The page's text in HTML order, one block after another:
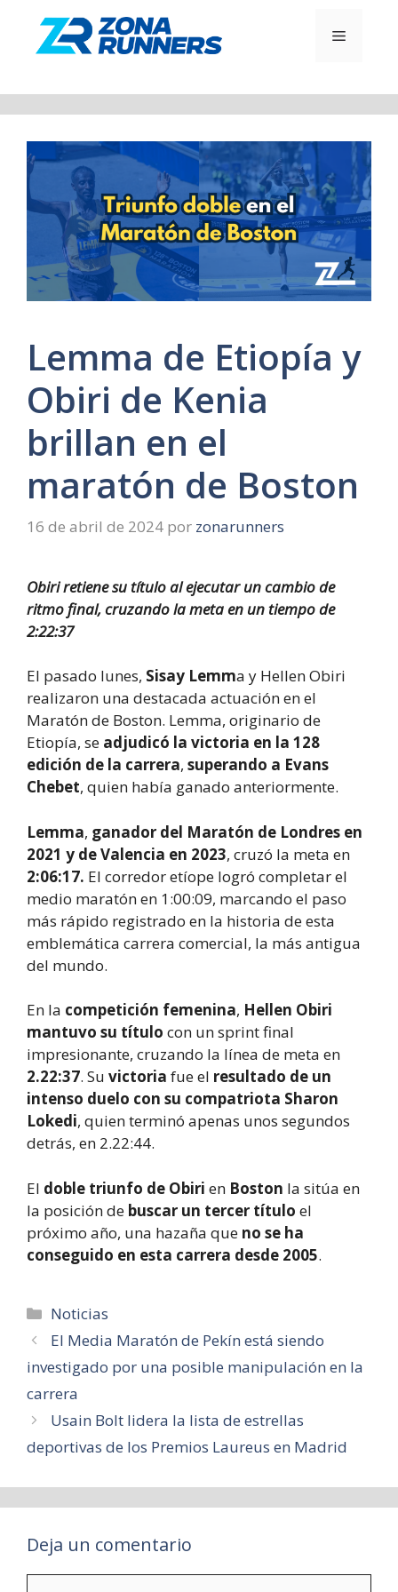
contenido
MENÚ
Lemma de Etiopía y
Obiri de Kenia
brillan en el
maratón de Boston
16 de abril de 2024 por zonarunners
Obiri retiene su título al ejecutar un cambio de
ritmo final, cruzando la meta en un tiempo de
2:22:37
El pasado lunes, Sisay Lemma y Hellen Obiri
realizaron una destacada actuación en el
Maratón de Boston. Lemma, originario de
Etiopía, se adjudicó la victoria en la 128
edición de la carrera, superando a Evans
Chebet, quien había ganado anteriormente.
Lemma, ganador del Maratón de Londres en
2021 y de Valencia en 2023, cruzó la meta en
2:06:17. El corredor etíope logró completar el
medio maratón en 1:00:09, marcando el paso
más rápido registrado en la historia de esta
emblemática carrera comercial, la más antigua
del mundo.
En la competición femenina, Hellen Obiri
mantuvo su título con un sprint final
impresionante, cruzando la línea de meta en
2.22:37. Su victoria fue el resultado de un
intenso duelo con su compatriota Sharon
Lokedi, quien terminó apenas unos segundos
detrás, en 2.22:44.
El doble triunfo de Obiri en Boston la sitúa en
la posición de buscar un tercer título el
próximo año, una hazaña que no se ha
conseguido en esta carrera desde 2005.
Categorías
Noticias
El Media Maratón de Pekín está siendo
investigado por una posible manipulación en la
carrera
Usain Bolt lidera la lista de estrellas
deportivas de los Premios Laureus en Madrid
Deja un comentario